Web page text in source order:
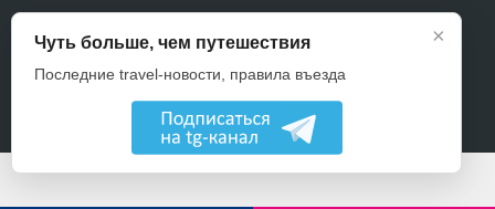
×
Чуть больше, чем путешествия
Последние travel-новости, правила въезда